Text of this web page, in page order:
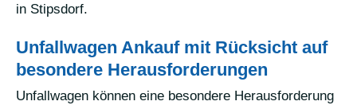
in Stipsdorf.
Unfallwagen Ankauf mit Rücksicht auf
besondere Herausforderungen
Unfallwagen können eine besondere Herausforderung